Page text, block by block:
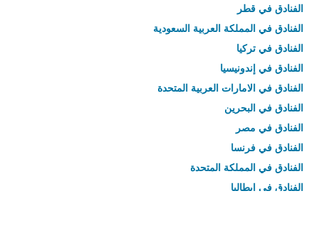
الفنادق في قطر
الفنادق في المملكة العربية السعودية
الفنادق في تركيا
الفنادق في إندونيسيا
الفنادق في الامارات العربية المتحدة
الفنادق في البحرين
الفنادق في مصر
الفنادق في فرنسا
الفنادق في المملكة المتحدة
الفنادق في إيطاليا